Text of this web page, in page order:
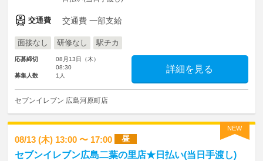
交通費 交通費 一部支給
面接なし 研修なし 駅チカ
応募締切
08月13日（木）
08:30
募集人数
1人
詳細を見る
セブンイレブン 広島河原町店
NEW
08/13 (木) 13:00 〜 17:00 昼
セブンイレブン広島二葉の里店★日払い(当日手渡し)